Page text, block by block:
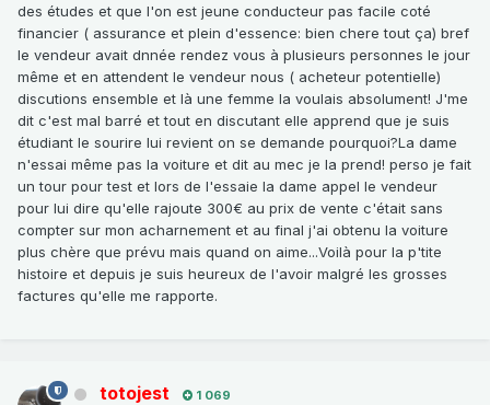
des études et que l'on est jeune conducteur pas facile coté
financier ( assurance et plein d'essence: bien chere tout ça) bref
le vendeur avait dnnée rendez vous à plusieurs personnes le jour
même et en attendent le vendeur nous ( acheteur potentielle)
discutions ensemble et là une femme la voulais absolument! J'me
dit c'est mal barré et tout en discutant elle apprend que je suis
étudiant le sourire lui revient on se demande pourquoi?La dame
n'essai même pas la voiture et dit au mec je la prend! perso je fait
un tour pour test et lors de l'essaie la dame appel le vendeur
pour lui dire qu'elle rajoute 300€ au prix de vente c'était sans
compter sur mon acharnement et au final j'ai obtenu la voiture
plus chère que prévu mais quand on aime...Voilà pour la p'tite
histoire et depuis je suis heureux de l'avoir malgré les grosses
factures qu'elle me rapporte.
totojest 1 069